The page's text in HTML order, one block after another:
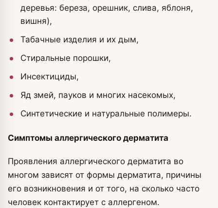
деревья: береза, орешник, слива, яблоня,
вишня),
Табачные изделия и их дым,
Стиральные порошки,
Инсектициды,
Яд змей, пауков и многих насекомых,
Синтетические и натуральные полимеры.
Симптомы аллергического дерматита
Проявления аллергического дерматита во
многом зависят от формы дерматита, причины
его возникновения и от того, на сколько часто
человек контактирует с аллергеном.